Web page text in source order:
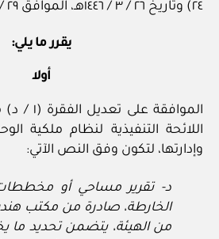
٢٤) وتاريخ ٢٦ / ٣ / ١٤٤٦هـ، الموافق ٢٩ / ٩ / ٢٠٢٤م.
يقرر ما يلي:
أولا
الموافقة
اللائحة التنفيذية لنظام ملكية
وإدارتها، لتكون وفق النص الآتي:
د- تقرير مساحي أو
الخارطة، صادرة من مكتب
من الهيئة، يتضمن تحديد